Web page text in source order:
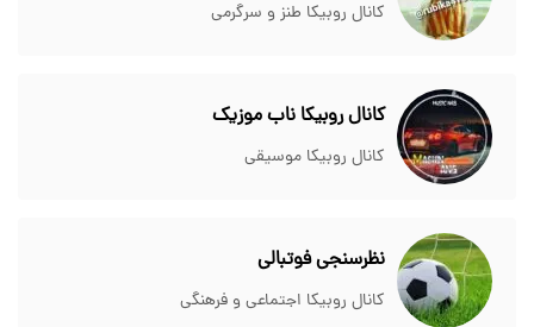
کانال روبیکا طنز و سرگرمی
کانال روبیکا ناب موزیک
کانال روبیکا موسیقی
نظرسنجی فوتبالی
کانال روبیکا اجتماعی و فرهنگی